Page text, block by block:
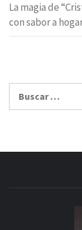
La magia de
con sabor a